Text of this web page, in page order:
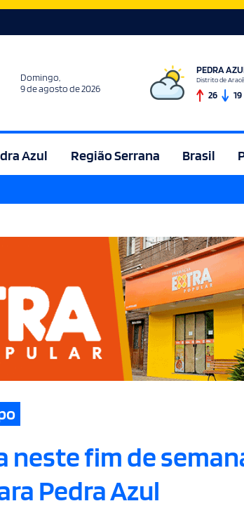
Domingo,
9 de agosto de 2026
PEDRA
Distrito de
26 19
Azul Região Serrana Brasil
neste fim de
Pedra Azul